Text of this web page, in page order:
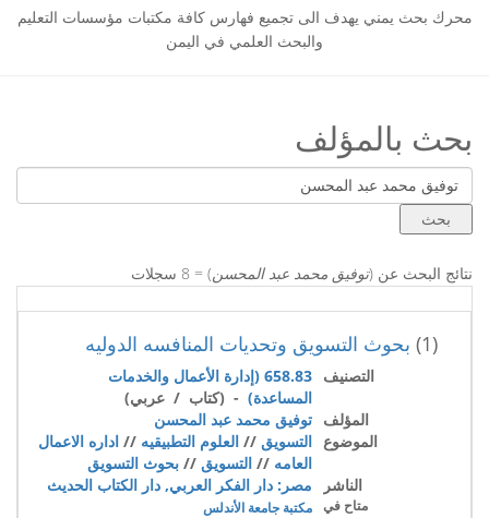
محرك بحث يمني يهدف الى تجميع فهارس كافة مكتبات مؤسسات التعليم
والبحث العلمي في اليمن
بحث بالمؤلف
نتائج البحث عن (توفيق محمد عبد المحسن) = 8 سجلات
(1) بحوث التسويق وتحديات المنافسه الدوليه
التصنيف
658.83 (إدارة الأعمال والخدمات
المساعدة) - (كتاب / عربي)
المؤلف توفيق محمد عبد المحسن
الموضوع التسويق // العلوم التطبيقيه // اداره الاعمال
العامه // التسويق // بحوث التسويق
الناشر
مصر: دار الفكر العربي, دار الكتاب الحديث
متاح في مكتبة جامعة الأندلس